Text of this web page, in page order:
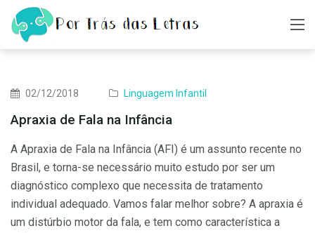
02/12/2018 Linguagem Infantil
Apraxia de Fala na Infância
A Apraxia de Fala na Infância (AFI) é um assunto recente no
Brasil, e torna-se necessário muito estudo por ser um
diagnóstico complexo que necessita de tratamento
individual adequado. Vamos falar melhor sobre? A apraxia é
um distúrbio motor da fala, e tem como característica a